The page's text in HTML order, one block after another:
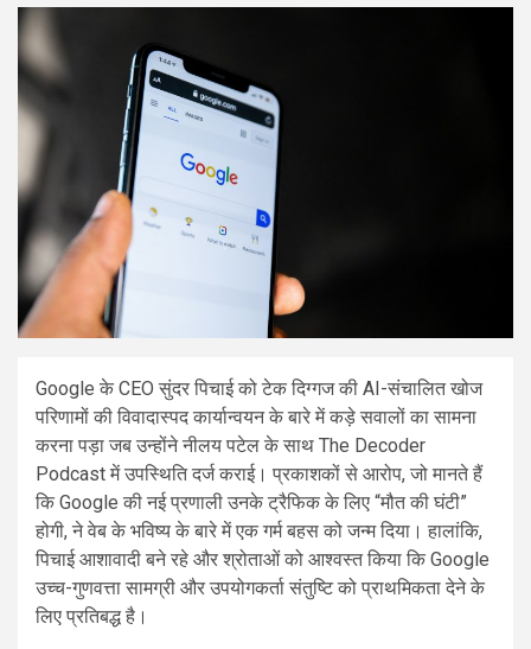
Google के CEO सुंदर पिचाई को टेक दिग्गज की AI-संचालित खोज
परिणामों की विवादास्पद कार्यान्वयन के बारे में कड़े सवालों का सामना
करना पड़ा जब उन्होंने नीलय पटेल के साथ The Decoder
Podcast में उपस्थिति दर्ज कराई। प्रकाशकों से आरोप, जो मानते हैं
कि Google की नई प्रणाली उनके ट्रैफिक के लिए “मौत की घंटी”
होगी, ने वेब के भविष्य के बारे में एक गर्म बहस को जन्म दिया। हालांकि,
पिचाई आशावादी बने रहे और श्रोताओं को आश्वस्त किया कि Google
उच्च-गुणवत्ता सामग्री और उपयोगकर्ता संतुष्टि को प्राथमिकता देने के
लिए प्रतिबद्ध है।